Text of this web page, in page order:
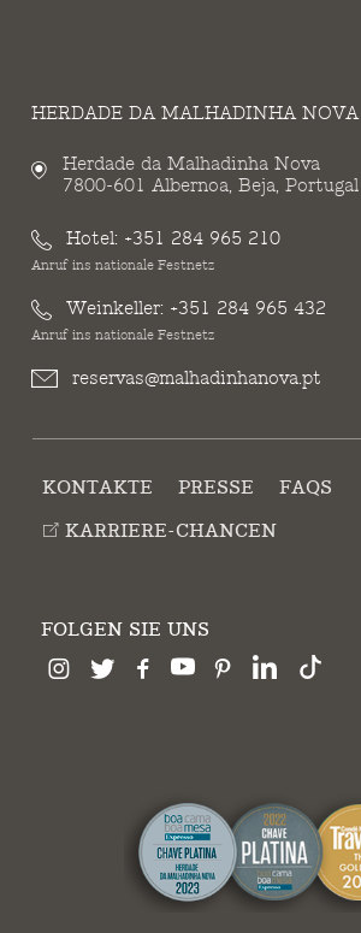
HERDADE DA MALHADINHA NOVA
Herdade da Malhadinha Nova
7800-601 Albernoa, Beja, Portugal
Hotel: +351 284 965 210
Anruf ins nationale Festnetz
Weinkeller: +351 284 965 432
Anruf ins nationale Festnetz
reservas@malhadinhanova.pt
KONTAKTE PRESSE
FAQS
KARRIERE-CHANCEN
FOLGEN SIE UNS